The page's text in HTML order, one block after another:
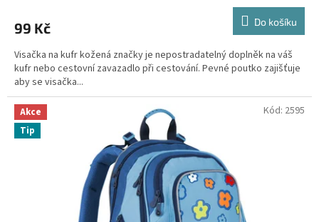
99 Kč Do košíku
Visačka na kufr kožená značky je nepostradatelný doplněk na váš
kufr nebo cestovní zavazadlo při cestování. Pevné poutko zajišťuje
aby se visačka...
Akce
Tip
Kód: 2595